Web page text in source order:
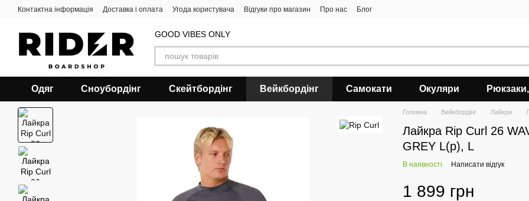
Перейти до основного контенту
Контактна інформація Доставка і оплата Угода користувача Відгуки про магазин Про нас Блог
GOOD VIBES ONLY
Одяг Сноубордiнг Скейтбордінг Вейкбордінг Самокати Окуляри
Головна Вейкбордінг Лайкри
Лайкра Rip Curl 26
GREY L(р), L
В наявності Написати відгук
1 899 грн